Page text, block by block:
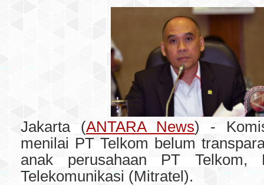
Jakarta (ANTARA News) -
menilai PT Telkom belum
anak perusahaan PT Telkom,
Telekomunikasi (Mitratel).